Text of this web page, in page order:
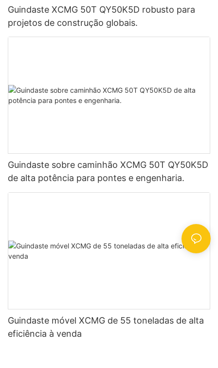
Guindaste XCMG 50T QY50K5D robusto para
projetos de construção globais.
Guindaste sobre caminhão XCMG 50T QY50K5D
de alta potência para pontes e engenharia.
Guindaste móvel XCMG de 55 toneladas de alta
eficiência à venda